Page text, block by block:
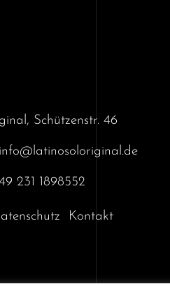
Schützenstr. 46
info@latinosoloriginal.de
231 1898552
Kontakt